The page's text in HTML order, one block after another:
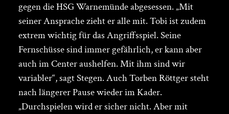
gegen die HSG Warnemünde abgesessen. „Mit
seiner Ansprache zieht er alle mit. Tobi ist zudem
extrem wichtig für das Angriffsspiel. Seine
Fernschüsse sind immer gefährlich, er kann aber
auch im Center aushelfen. Mit ihm sind wir
variabler“, sagt Stegen. Auch Torben Röttger steht
nach längerer Pause wieder im Kader.
„Durchspielen wird er sicher nicht. Aber mit